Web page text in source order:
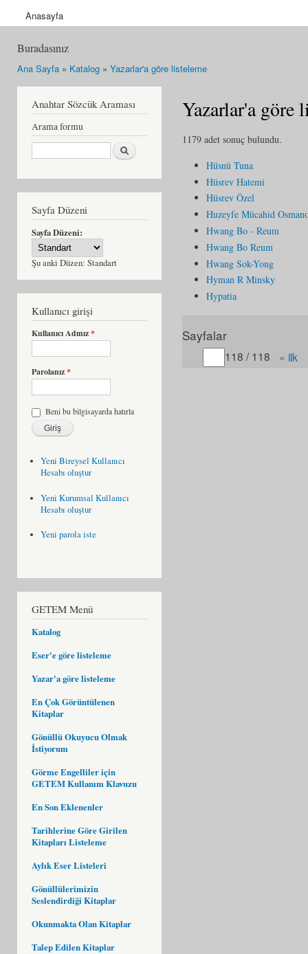
Anasayfa
Buradasınız
Ana Sayfa » Katalog » Yazarlar'a göre listeleme
Anahtar Sözcük Araması
Arama formu
Ara
Sayfa Düzeni
Sayfa Düzeni:
Şu anki Düzen: Standart
Kullanıcı girişi
Kullanıcı Adınız*
Parolanız*
Beni bu bilgisayarda hatırla
Yeni Bireysel Kullanıcı
Hesabı oluştur
Yeni Kurumsal Kullanıcı
Hesabı oluştur
Yeni parola iste
GETEM Menü
Katalog
Eser'e göre listeleme
Yazar'a göre listeleme
En Çok Görüntülenen
Kitaplar
Gönüllü Okuyucu Olmak
İstiyorum
Görme Engelliler için
GETEM Kullanım Klavuzu
En Son Eklenenler
Tarihlerine Göre Girilen
Kitapları Listeleme
Aylık Eser Listeleri
Gönüllülerimizin
Seslendirdiği Kitaplar
Okunmakta Olan Kitaplar
Talep Edilen Kitaplar
Yazarlar'a göre
1179 adet sonuç bulundu.
Hüsnü Tuna
Hüsrev Hatemi
Hüsrev Özel
Huzeyfe Mücahid
Hwang Bo - Reum
Hwang Bo Reum
Hwang Sok-Yong
Hyman R Minsky
Hypatia
Sayfalar
Gitmek istediğiniz
118 / 118 « ilk